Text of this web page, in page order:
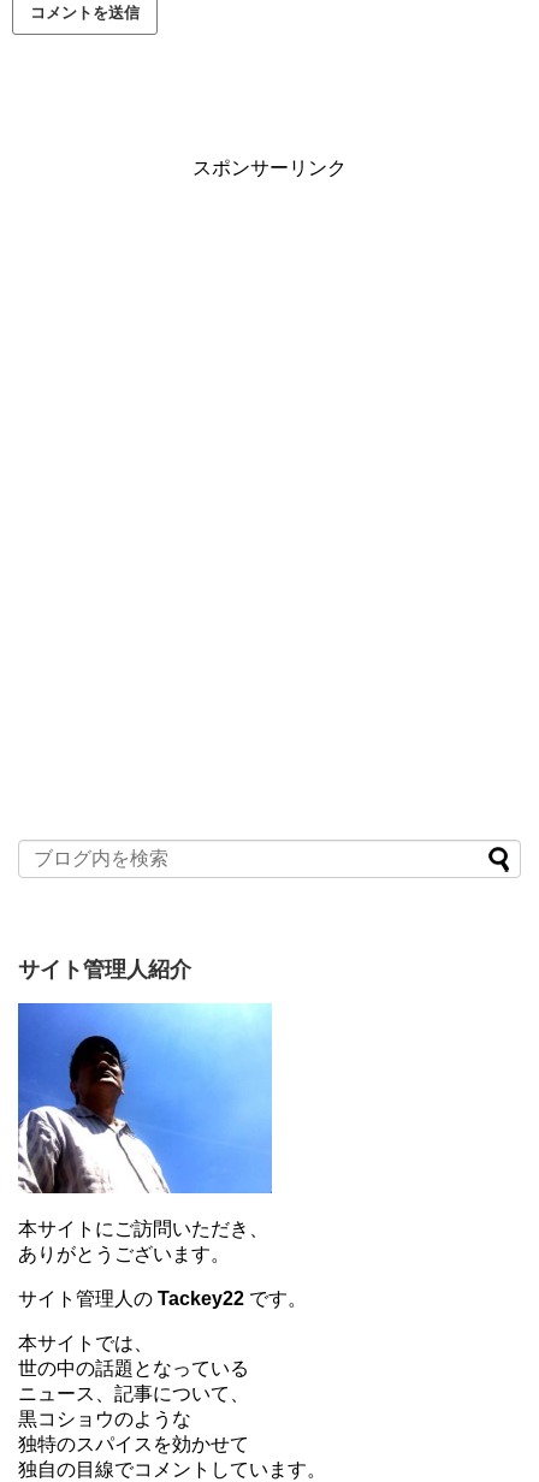
スポンサーリンク
サイト管理人紹介
本サイトにご訪問いただき、
ありがとうございます。
サイト管理人の Tackey22 です。
本サイトでは、
世の中の話題となっている
ニュース、記事について、
黒コショウのような
独特のスパイスを効かせて
独自の目線でコメントしています。